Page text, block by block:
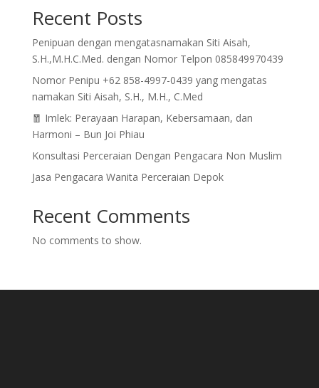
Recent Posts
Penipuan dengan mengatasnamakan Siti Aisah,
S.H.,M.H.C.Med. dengan Nomor Telpon 085849970439
Nomor Penipu +62 858-4997-0439 yang mengatas
namakan Siti Aisah, S.H., M.H., C.Med
🧧 Imlek: Perayaan Harapan, Kebersamaan, dan
Harmoni – Bun Joi Phiau
Konsultasi Perceraian Dengan Pengacara Non Muslim
Jasa Pengacara Wanita Perceraian Depok
Recent Comments
No comments to show.